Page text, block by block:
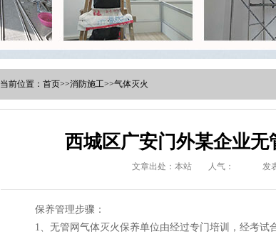
当前位置： 首页>>消防施工>>气体灭火
西城区广安门外某企业无
文章出处：本站 人气： 发
保养管理步骤：
1、无管网气体灭火保养单位由经过专门培训，经考试